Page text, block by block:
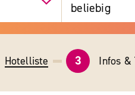
beliebig
Hotelliste 3 Infos &